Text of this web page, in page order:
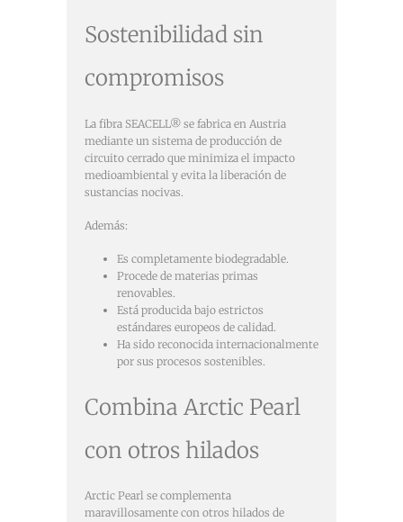
Sostenibilidad sin
compromisos
La fibra SEACELL® se fabrica en Austria
mediante un sistema de producción de
circuito cerrado que minimiza el impacto
medioambiental y evita la liberación de
sustancias nocivas.
Además:
Es completamente biodegradable.
Procede de materias primas
renovables.
Está producida bajo estrictos
estándares europeos de calidad.
Ha sido reconocida internacionalmente
por sus procesos sostenibles.
Combina Arctic Pearl
con otros hilados
Arctic Pearl se complementa
maravillosamente con otros hilados de